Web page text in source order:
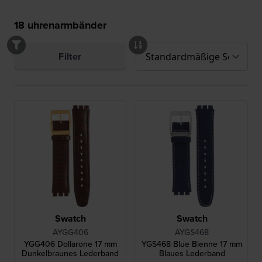
18 uhrenarmbänder
Filter
Swatch
AYGG406
YGG406 Dollarone 17 mm
Dunkelbraunes Lederband
Swatch
AYGS468
YGS468 Blue Bienne 17 mm
Blaues Lederband